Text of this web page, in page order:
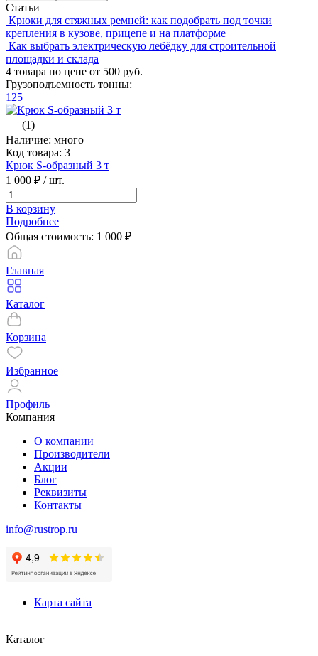
Статьи
Крюки для стяжных ремней: как подобрать под точки
крепления в кузове, прицепе и на платформе
Как выбрать электрическую лебёдку для строительной
площадки и склада
4 товара по цене от 500 руб.
Грузоподъемность тонны:
1 25
(1)
Наличие: много
Код товара: 3
Крюк S-образный 3 т
1 000 ₽ / шт.
В корзину
Подробнее
Общая стоимость: 1 000 ₽
Главная
Каталог
Корзина
Избранное
Профиль
Компания
О компании
Производители
Акции
Блог
Реквизиты
Контакты
info@rustrop.ru
Карта сайта
Каталог